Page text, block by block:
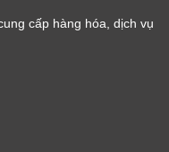
cấp hàng hóa, dịch vụ